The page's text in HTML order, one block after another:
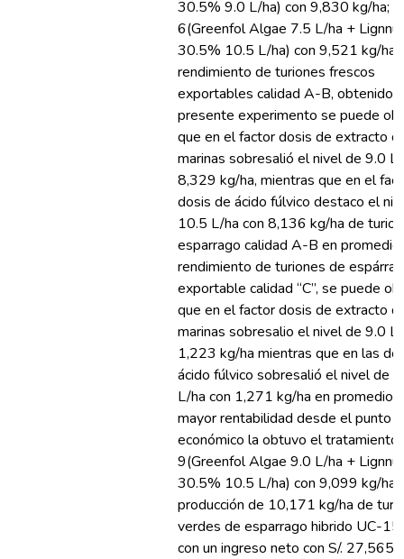
30.5% 9.0 L/ha) con 9,830 kg/ha;
6(Greenfol Algae 7.5 L/ha +
30.5% 10.5 L/ha) con 9,521 kg/ha.
rendimiento de turiones frescos
exportables calidad A-B, obtenido
presente experimento se puede
que en el factor dosis de extracto
marinas sobresalió el nivel de 9.0
8,329 kg/ha, mientras que en el
dosis de ácido fúlvico destaco el
10.5 L/ha con 8,136 kg/ha de
esparrago calidad A-B en
rendimiento de turiones de
exportable calidad “C”, se puede
que en el factor dosis de extracto
marinas sobresalio el nivel de 9.0
1,223 kg/ha mientras que en las
ácido fúlvico sobresalió el nivel de
L/ha con 1,271 kg/ha en promedio.
mayor rentabilidad desde el punto
económico la obtuvo el tratamiento
9(Greenfol Algae 9.0 L/ha +
30.5% 10.5 L/ha) con 9,099 kg/ha
producción de 10,171 kg/ha de
verdes de esparrago hibrido UC-
con un ingreso neto con S/. 27,565